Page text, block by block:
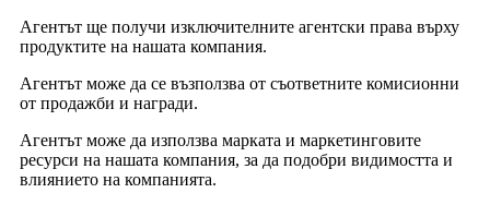
Агентът ще получи изключителните агентски права върху
продуктите на нашата компания.
Агентът може да се възползва от съответните комисионни
от продажби и награди.
Агентът може да използва марката и маркетинговите
ресурси на нашата компания, за да подобри видимостта и
влиянието на компанията.